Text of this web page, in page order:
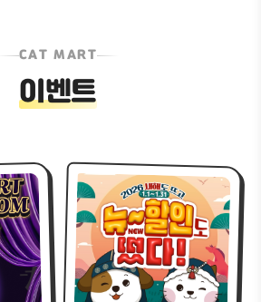
CAT MART
이벤트